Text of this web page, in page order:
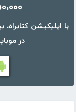
۵۰،۰۰۰ کتاب در
در